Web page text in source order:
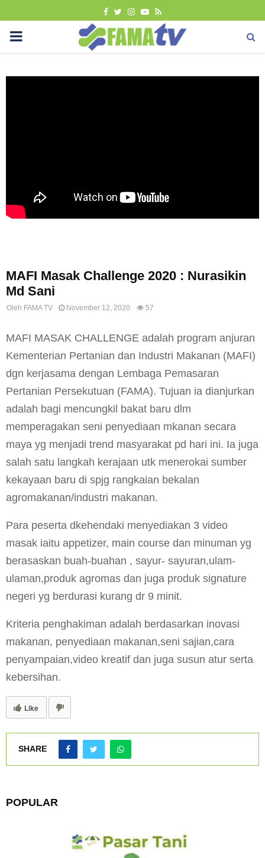
FACEBOOK
TWITTER
INSTAGRAM
YOUTUBE
RSS
PRIMARY
MAFI Masak Challenge 2020 : Nurasikin
Md Sani
Oleh FAMA TV November 12, 2020 57
MAFI MASAK CHALLENGE adalah program anjuran
Kementerian Pertanian dan Industri Makanan (MAFI)
dgn kerjasama dengan Lembaga Pemasaran
Pertanian Persekutuan (FAMA). Tujuan ia dianjurkan
adalah bagi mencungkil bakat baru dlm
memperagakan seni penyediaan mkanan secara
maya yg menjadi trend masyarakat pd hari ini. Ia juga
salah satu langkah kerajaan utk menerokai sumber
kekayaan baru di spjg rangkaian bekalan
agromakanan/industri makanan.
Para peserta dkehendaki menyediakan 3 video
masak iaitu appetizer, main course dan minuman yg
berasaskan buah-buahan , sayur- sayuran,ulam-
ulaman,produk agromas dan juga produk signature
negeri yg berdurasi kurang dr 9 minit.
Kriteria penghakiman adalah berdasarkan inovasi
makanan, penyediaan makanan,seni sajian,cara
penyampaian,video kreatif dan juga susun atur serta
kebersihan.
Like
SHARE
POPULAR